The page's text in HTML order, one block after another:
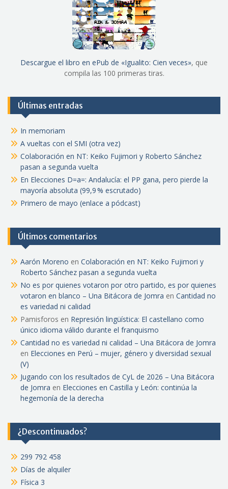
Descargue el libro en ePub de «Igualito: Cien veces», que
compila las 100 primeras tiras.
Últimas entradas
In memoriam
A vueltas con el SMI (otra vez)
Colaboración en NT: Keiko Fujimori y Roberto Sánchez
pasan a segunda vuelta
En Elecciones D=a=: Andalucía: el PP gana, pero pierde la
mayoría absoluta (99,9 % escrutado)
Primero de mayo (enlace a pódcast)
Últimos comentarios
Aarón Moreno en Colaboración en NT: Keiko Fujimori y
Roberto Sánchez pasan a segunda vuelta
No es por quienes votaron por otro partido, es por quienes
votaron en blanco – Una Bitácora de Jomra en Cantidad no
es variedad ni calidad
Pamisforos en Represión lingüística: El castellano como
único idioma válido durante el franquismo
Cantidad no es variedad ni calidad – Una Bitácora de Jomra
en Elecciones en Perú – mujer, género y diversidad sexual
(V)
Jugando con los resultados de CyL de 2026 – Una Bitácora
de Jomra en Elecciones en Castilla y León: continúa la
hegemonía de la derecha
¿Descontinuados?
299 792 458
Días de alquiler
Física 3